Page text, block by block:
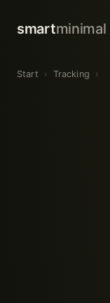
smartminimal
Start › Tracking ›